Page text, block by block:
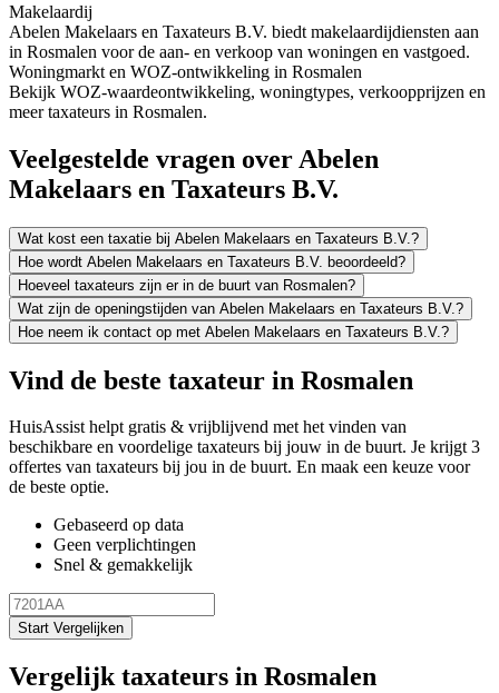
Makelaardij
Abelen Makelaars en Taxateurs B.V. biedt makelaardijdiensten aan
in Rosmalen voor de aan- en verkoop van woningen en vastgoed.
Woningmarkt en WOZ-ontwikkeling in Rosmalen
Bekijk WOZ-waardeontwikkeling, woningtypes, verkoopprijzen en
meer taxateurs in Rosmalen.
Veelgestelde vragen over Abelen
Makelaars en Taxateurs B.V.
Wat kost een taxatie bij Abelen Makelaars en Taxateurs B.V.?
Hoe wordt Abelen Makelaars en Taxateurs B.V. beoordeeld?
Hoeveel taxateurs zijn er in de buurt van Rosmalen?
Wat zijn de openingstijden van Abelen Makelaars en Taxateurs B.V.?
Hoe neem ik contact op met Abelen Makelaars en Taxateurs B.V.?
Vind de beste taxateur in Rosmalen
HuisAssist helpt gratis & vrijblijvend met het vinden van
beschikbare en voordelige taxateurs bij jouw in de buurt. Je krijgt 3
offertes van taxateurs bij jou in de buurt. En maak een keuze voor
de beste optie.
Gebaseerd op data
Geen verplichtingen
Snel & gemakkelijk
Start Vergelijken
Vergelijk taxateurs in Rosmalen